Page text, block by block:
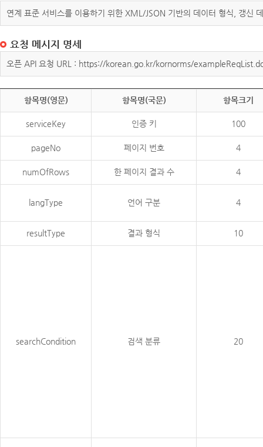
연계 표준 서비스를 이용하기 위한 XML/JSON 기반의 데이터 형식, 갱신
요청 메시지 명세
오픈 API 요청 URL : https://korean.go.kr/kornorms/
항목명(영문) 항목명(국문) 항목크기
serviceKey 인증 키 100
pageNo 페이지 번호 4
numOfRows 한 페이지 결과 수 4
langType 언어 구분 4
resultType 결과 형식 10
searchCondition 검색 분류 20